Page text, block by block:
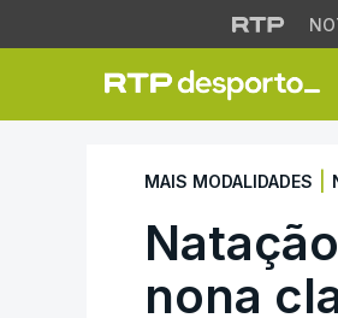
MAIS MODALIDADES
nona